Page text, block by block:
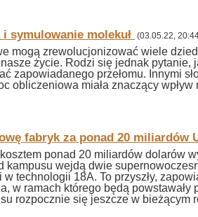
symulowanie molekuł (03.05.22,
mogą zrewolucjonizować wiele
życie. Rodzi się jednak pytanie,
zapowiadanego przełomu. Innymi
obliczeniowa miała znaczący
fabryk za ponad 20 miliardów
kosztem ponad 20 miliardów dolarów
kampusu wejdą dwie
technologii 18A. To przyszły,
w ramach którego będą powstawały
rozpocznie się jeszcze w bieżącym